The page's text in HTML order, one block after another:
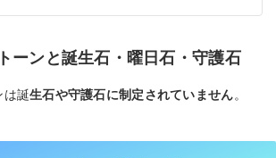
ーンと誕生石・曜日石・守護石
は誕生石や守護石に制定されていません。